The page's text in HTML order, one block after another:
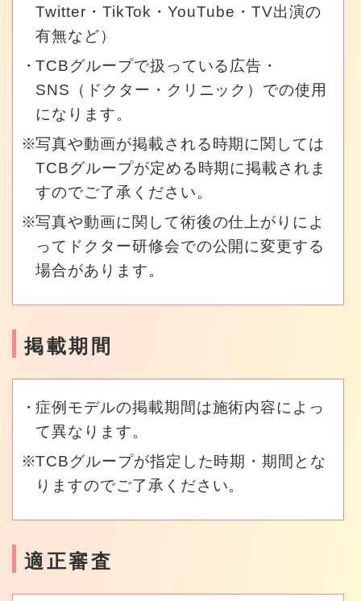
Twitter・TikTok・YouTube・TV出演の
有無など）
TCBグループで扱っている広告・
SNS（ドクター・クリニック）での使用
になります。
写真や動画が掲載される時期に関しては
TCBグループが定める時期に掲載されま
すのでご了承ください。
写真や動画に関して術後の仕上がりによ
ってドクター研修会での公開に変更する
場合があります。
掲載期間
症例モデルの掲載期間は施術内容によっ
て異なります。
TCBグループが指定した時期・期間とな
りますのでご了承ください。
適正審査